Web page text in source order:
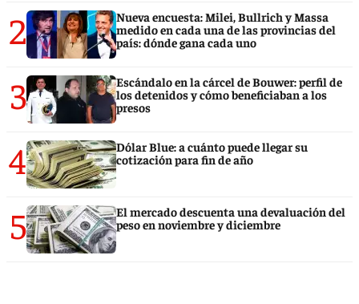
2
Nueva encuesta: Milei, Bullrich y Massa
medido en cada una de las provincias del
país: dónde gana cada uno
3
Escándalo en la cárcel de Bouwer: perfil de
los detenidos y cómo beneficiaban a los
presos
4
Dólar Blue: a cuánto puede llegar su
cotización para fin de año
5
El mercado descuenta una devaluación del
peso en noviembre y diciembre